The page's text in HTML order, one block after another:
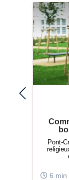
Pont-
6 min